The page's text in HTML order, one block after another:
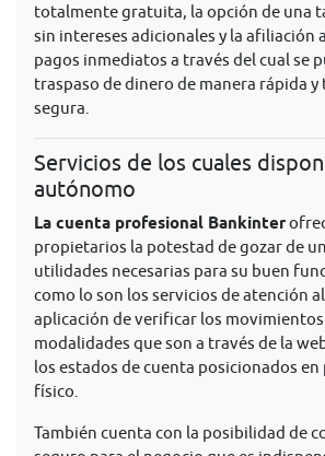
totalmente gratuita, la opción de una
sin intereses adicionales y la afiliación
pagos inmediatos a través del cual se
traspaso de dinero de manera rápida
segura.
Servicios de los cuales
autónomo
La cuenta profesional Bankinter
propietarios la potestad de gozar de
utilidades necesarias para su buen
como lo son los servicios de atención
aplicación de verificar los
modalidades que son a través de la
los estados de cuenta posicionados en
físico.
También cuenta con la posibilidad de